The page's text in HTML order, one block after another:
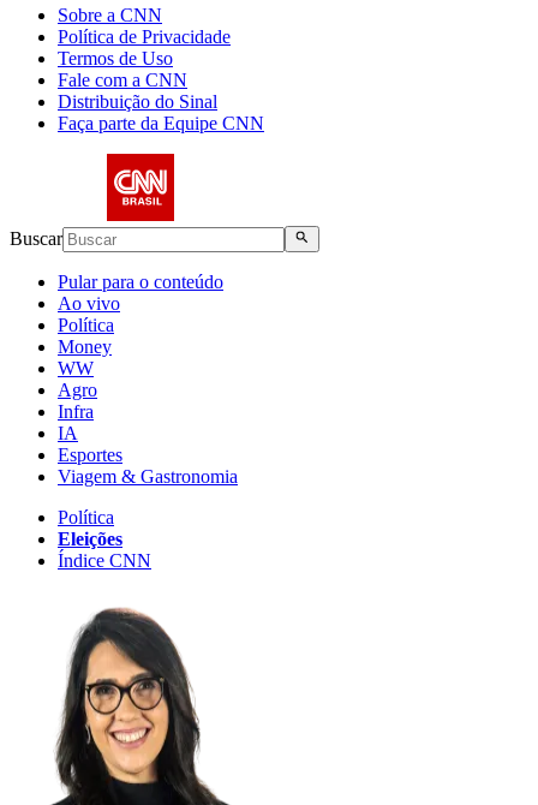
Sobre a CNN
Política de Privacidade
Termos de Uso
Fale com a CNN
Distribuição do Sinal
Faça parte da Equipe CNN
Buscar
Pular para o conteúdo
Ao vivo
Política
Money
WW
Agro
Infra
IA
Esportes
Viagem & Gastronomia
Política
Eleições
Índice CNN